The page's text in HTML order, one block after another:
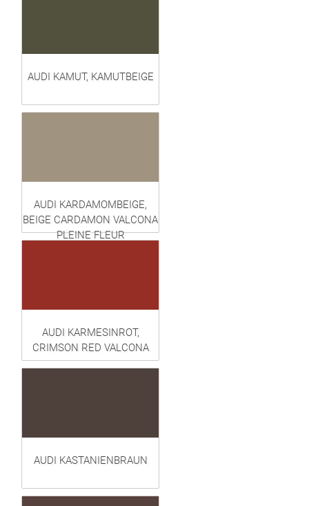
AUDI KAMUT, KAMUTBEIGE
AUDI KARDAMOMBEIGE,
BEIGE CARDAMON VALCONA
PLEINE FLEUR
AUDI KARMESINROT,
CRIMSON RED VALCONA
AUDI KASTANIENBRAUN